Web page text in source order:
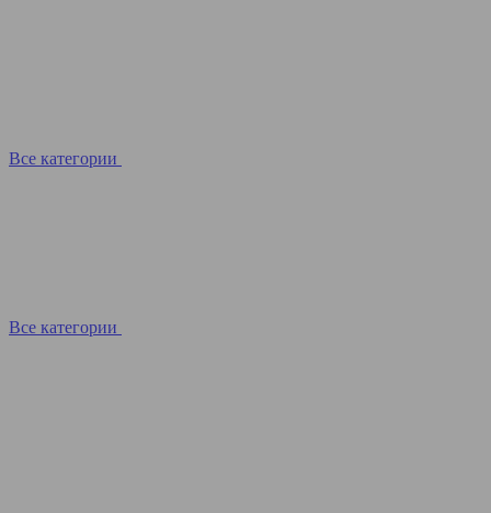
Все категории
Все категории